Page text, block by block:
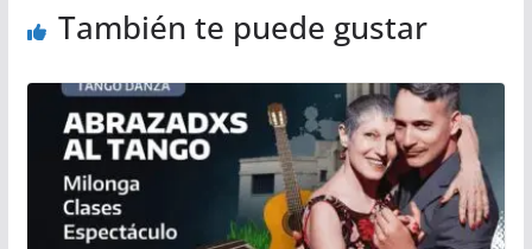
También te puede gustar